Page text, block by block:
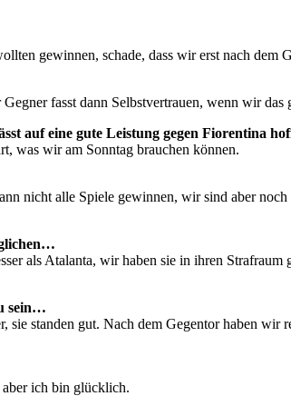
gewinnen, schade, dass wir erst nach dem
fasst dann Selbstvertrauen, wenn wir
auf eine gute Leistung gegen Fiorentina
was wir am Sonntag brauchen können.
nicht alle Spiele gewinnen, wir sind aber noch
als Atalanta, wir haben sie in ihren
sein…
standen gut. Nach dem Gegentor haben
ich bin glücklich.